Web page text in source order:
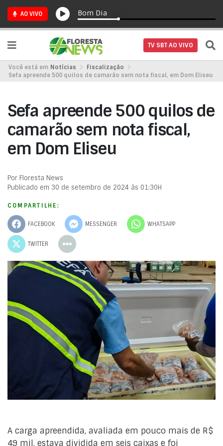
AO VIVO Bom Dia
TV SBT AO VIVO
Você está em Notícias
Fiscalização
Sefa apreende 500 quilos de camarão sem nota fiscal, em Dom Eliseu
Sefa apreende 500 quilos de
camarão sem nota fiscal,
em Dom Eliseu
Por Floresta News
Publicado em 30 de setembro de 2024 às 01:30H
COMPARTILHE:
FACEBOOK MESSENGER WHATSAPP
TWITTER
A carga apreendida, avaliada em pouco mais de R$
49 mil, estava dividida em seis caixas e foi